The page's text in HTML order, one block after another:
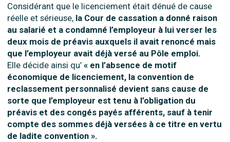
Considérant que le licenciement était dénué de cause
réelle et sérieuse, la Cour de cassation a donné raison
au salarié et a condamné l’employeur à lui verser les
deux mois de préavis auxquels il avait renoncé mais
que l’employeur avait déjà versé au Pôle emploi.
Elle décide ainsi qu’ « en l’absence de motif
économique de licenciement, la convention de
reclassement personnalisé devient sans cause de
sorte que l’employeur est tenu à l’obligation du
préavis et des congés payés afférents, sauf à tenir
compte des sommes déjà versées à ce titre en vertu
de ladite convention ».